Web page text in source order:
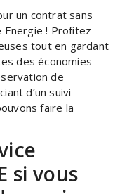
un contrat sans
Energie ! Profitez
tout en gardant
des économies
de
d’un suivi
faire la
si vous